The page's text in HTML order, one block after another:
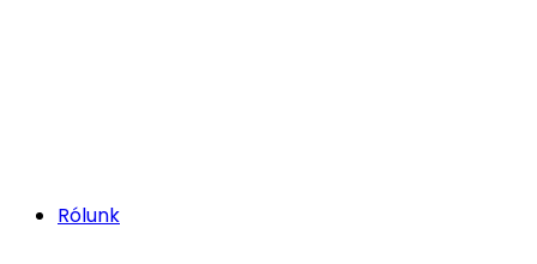
Rólunk